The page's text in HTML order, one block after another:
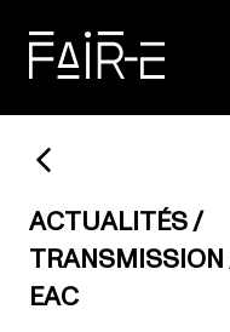
content
ACTUALITÉS
TRANSMISSION
EAC